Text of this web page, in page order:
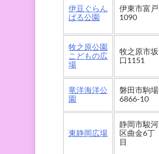
伊豆ぐらん
ぱる公園
伊東市富戸
1090
牧之原公園
こどもの広
場
牧之原市坂
口1151
竜洋海洋公
園
磐田市駒場
6866-10
東静岡広場
静岡市駿河
区曲金6丁
目